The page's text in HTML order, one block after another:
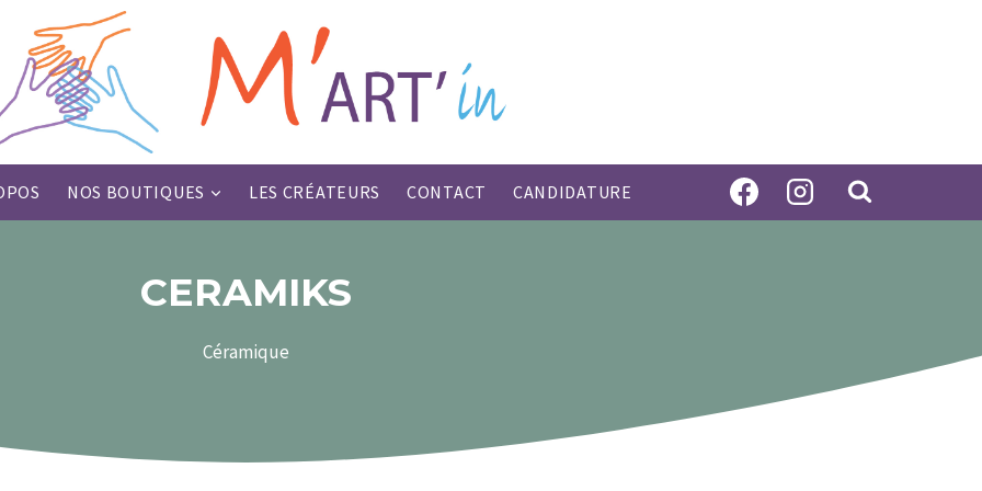
NOS BOUTIQUES LES CRÉATEURS CONTACT CANDIDATURE
CERAMIKS
Céramique